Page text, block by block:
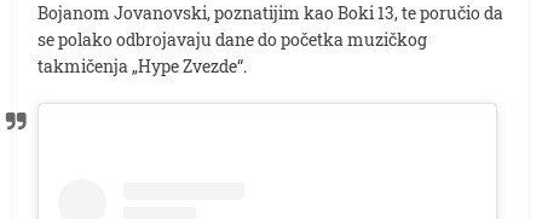
Bojanom Jovanovski, poznatijim kao Boki 13, te poručio da
se polako odbrojavaju dane do početka muzičkog
takmičenja „Hype Zvezde“.